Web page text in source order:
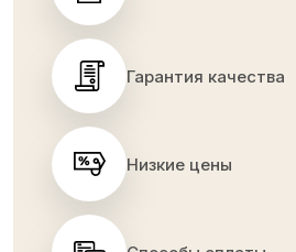
Гарантия качества
Низкие цены